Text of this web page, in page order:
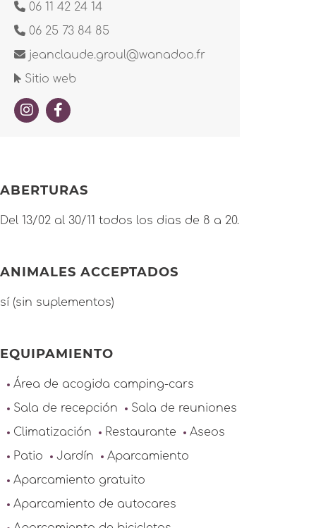
06 11 42 24 14
06 25 73 84 85
jeanclaude.groul@wanadoo.fr
Sitio web
ABERTURAS
Del 13/02 al 30/11 todos los dias de 8 a 20.
ANIMALES ACCEPTADOS
sí (sin suplementos)
EQUIPAMIENTO
Área de acogida camping-cars
Sala de recepción
Sala de reuniones
Climatización
Restaurante
Aseos
Patio
Jardín
Aparcamiento
Aparcamiento gratuito
Aparcamiento de autocares